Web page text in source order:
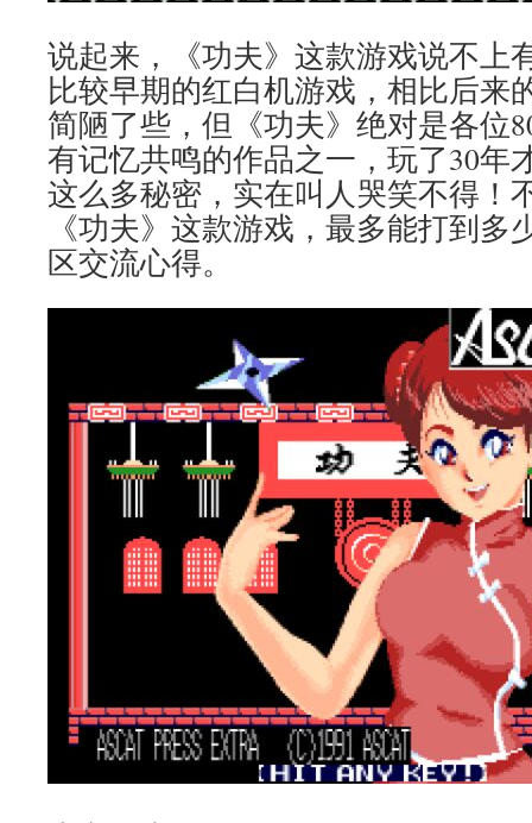
说起来，《功夫》这款游戏说不上
比较早期的红白机游戏，相比后来
简陋了些，但《功夫》绝对是各位
有记忆共鸣的作品之一，玩了30年
这么多秘密，实在叫人哭笑不得！
《功夫》这款游戏，最多能打到多
区交流心得。